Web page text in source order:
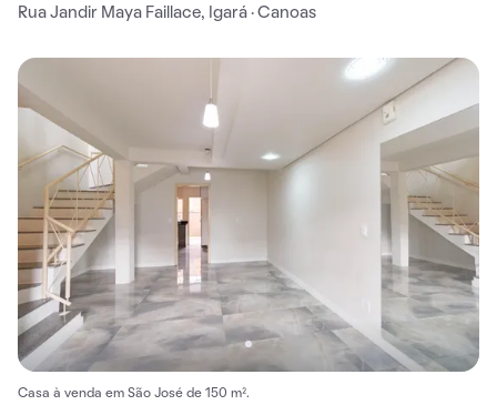
Rua Jandir Maya Faillace, Igará · Canoas
Casa à venda em São José de 150 m².